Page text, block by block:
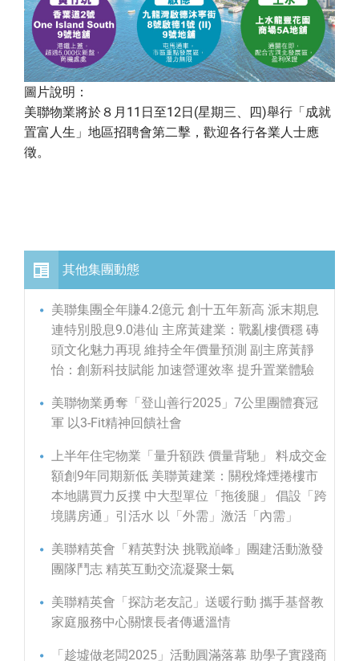
圖片說明：
美聯物業將於８月11日至12日(星期三、四)舉行「成就
置富人生」地區招聘會第二擊，歡迎各行各業人士應
徵。
其他集團動態
美聯集團全年賺4.2億元 創十五年新高 派末期息
連特別股息9.0港仙 主席黃建業：戰亂樓價穩 磚
頭文化魅力再現 維持全年價量預測 副主席黃靜
怡：創新科技賦能 加速營運效率 提升置業體驗
美聯物業勇奪「登山善行2025」7公里團體賽冠
軍 以3-Fit精神回饋社會
上半年住宅物業「量升額跌 價量背馳」 料成交金
額創9年同期新低 美聯黃建業：關稅烽煙捲樓市
本地購買力反撲 中大型單位「拖後腿」 倡設「跨
境購房通」引活水 以「外需」激活「內需」
美聯精英會「精英對決 挑戰巔峰」團建活動激發
團隊鬥志 精英互動交流凝聚士氣
美聯精英會「探訪老友記」送暖行動 攜手基督教
家庭服務中心關懷長者傳遞溫情
「趁墟做老闆2025」活動圓滿落幕 助學子實踐商